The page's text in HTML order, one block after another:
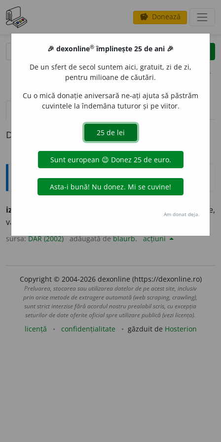
savings Donează
clear
opțiuni
definiții (1)
Definiția cu ID-ul 408085:
Arhaisme și regionalisme
izecle
adj. (înv.) tare,
vârtos, dur, aspru, iute.
sursa:DAR (2002) adăugată deblaurb. acțiuni
Copyright © 2004-2026 dexonline (https://dexonline.ro)
Preluarea, stocarea sau utilizarea datelor de pe acest site, inclusiv
prin orice metode de extragere automată (web scraping, crawling),
sunt strict interzise fără acordul nostru prealabil scris, cu excepția
seturilor de date oferite oficial spre utilizare publică (vezi licența).
licență confidențialitate găzduit de Hosterion
🎉 dexonline® împlinește 25 de ani 🎉
De un sfert de secol suntem aici, gratuit, zi de zi,
pentru milioane de căutări.
Cu o mică donație aniversară ne-ați ajuta să păstrăm
cuvintele la îndemâna tuturor și pe viitor.
Am donat deja.